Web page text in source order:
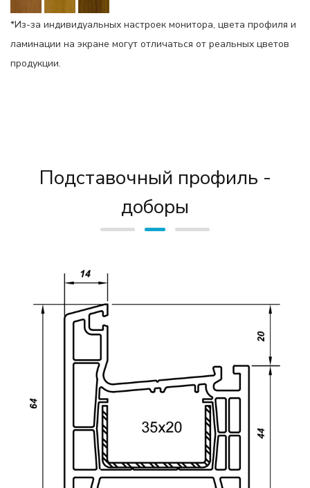
*Из-за индивидуальных настроек монитора, цвета профиля и
ламинации на экране могут отличаться от реальных цветов
продукции.
Подставочный профиль -
доборы